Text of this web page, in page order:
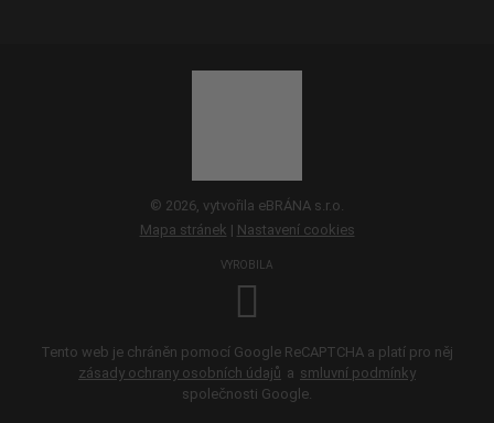
© 2026, vytvořila eBRÁNA s.r.o.
Mapa stránek | Nastavení cookies
VYROBILA
Tento web je chráněn pomocí Google ReCAPTCHA a platí pro něj
zásady ochrany osobních údajů a smluvní podmínky
společnosti Google.